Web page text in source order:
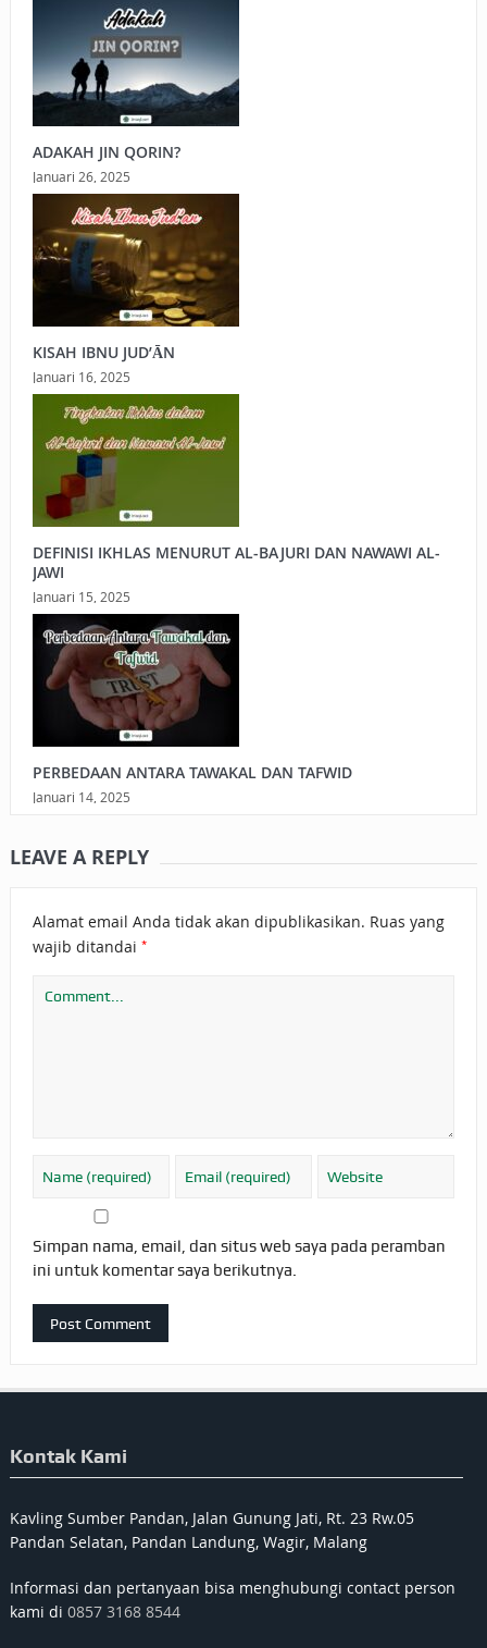
ADAKAH JIN QORIN?
Januari 26, 2025
KISAH IBNU JUD’ĀN
Januari 16, 2025
DEFINISI IKHLAS MENURUT AL-BAJURI DAN NAWAWI AL-
JAWI
Januari 15, 2025
PERBEDAAN ANTARA TAWAKAL DAN TAFWID
Januari 14, 2025
LEAVE A REPLY
Alamat email Anda tidak akan dipublikasikan. Ruas yang
wajib ditandai *
Simpan nama, email, dan situs web saya pada peramban
ini untuk komentar saya berikutnya.
Kontak Kami
Kavling Sumber Pandan, Jalan Gunung Jati, Rt. 23 Rw.05
Pandan Selatan, Pandan Landung, Wagir, Malang
Informasi dan pertanyaan bisa menghubungi contact person
kami di 0857 3168 8544